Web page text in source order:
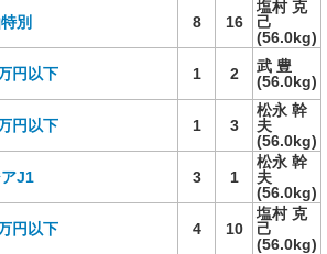
別 8 16
塩村 克
己
(56.0kg)
円以下 1 2
武 豊
(56.0kg)
円以下 1 3
松永 幹
夫
(56.0kg)
J1 3 1
松永 幹
夫
(56.0kg)
円以下 4 10
塩村 克
己
(56.0kg)